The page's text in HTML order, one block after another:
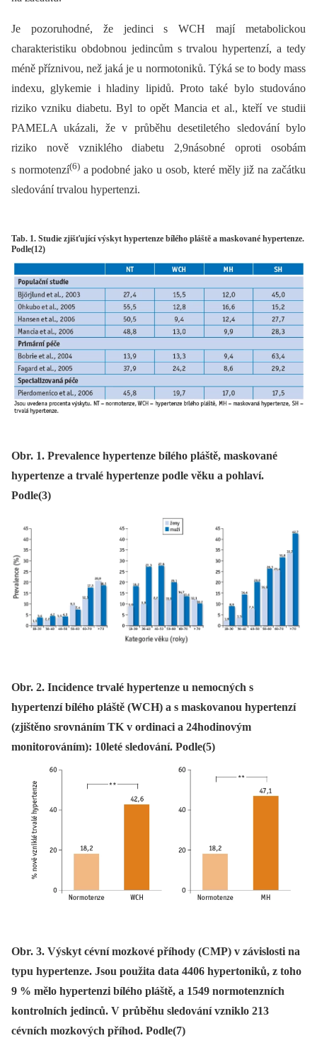
Je pozoruhodné, že jedinci s WCH mají metabolickou
charakteristiku obdobnou jedincům s trvalou hypertenzí, a tedy
méně příznivou, než jaká je u normotoniků. Týká se to body mass
indexu, glykemie i hladiny lipidů. Proto také bylo studováno
riziko vzniku diabetu. Byl to opět Mancia et al., kteří ve studii
PAMELA ukázali, že v průběhu desetiletého sledování bylo
riziko nově vzniklého diabetu 2,9násobné oproti osobám
s normotenzí(6)a podobné jako u osob, které měly již na začátku
sledování trvalou hypertenzi.
Tab. 1. Studie zjišťující výskyt hypertenze bílého pláště a maskované hypertenze.
Podle(12)
Obr. 1. Prevalence hypertenze bílého pláště, maskované
hypertenze a trvalé hypertenze podle věku a pohlaví.
Podle(3)
Obr. 2. Incidence trvalé hypertenze u nemocných s
hypertenzí bílého pláště (WCH) a s maskovanou hypertenzí
(zjištěno srovnáním TK v ordinaci a 24hodinovým
monitorováním): 10leté sledování. Podle(5)
Obr. 3. Výskyt cévní mozkové příhody (CMP) v závislosti na
typu hypertenze. Jsou použita data 4406 hypertoniků, z toho
9 % mělo hypertenzi bílého pláště, a 1549 normotenzních
kontrolních jedinců. V průběhu sledování vzniklo 213
cévních mozkových příhod. Podle(7)